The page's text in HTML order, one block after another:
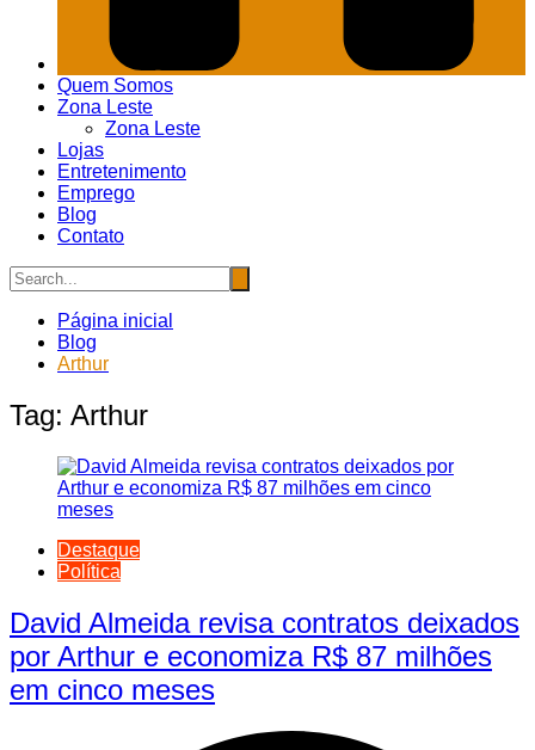
Quem Somos
Zona Leste
Zona Leste
Lojas
Entretenimento
Emprego
Blog
Contato
Página inicial
Blog
Arthur
Tag: Arthur
Destaque
Política
David Almeida revisa contratos deixados
por Arthur e economiza R$ 87 milhões
em cinco meses